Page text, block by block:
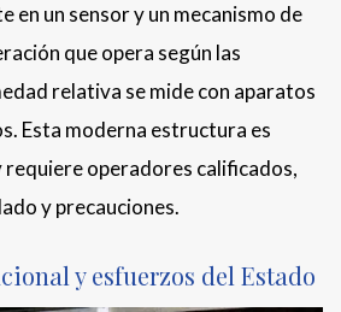
en un sensor y un mecanismo de
que opera según las
relativa se mide con aparatos
Esta moderna estructura es
operadores calificados,
y precauciones.
y esfuerzos del Estado